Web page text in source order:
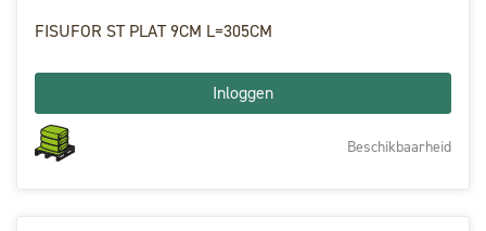
FISUFOR ST PLAT 9CM L=305CM
Inloggen
Beschikbaarheid